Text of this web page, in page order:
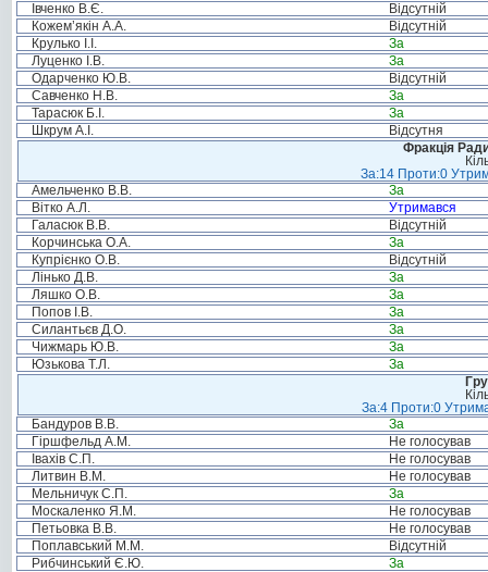
Івченко В.Є.
Відсутній
Кожем’якін А.А.
Відсутній
Крулько І.І.
За
Луценко І.В.
За
Одарченко Ю.В.
Відсутній
Савченко Н.В.
За
Тарасюк Б.І.
За
Шкрум А.І.
Відсутня
Фракція
За:14 Проти:0
Амельченко В.В.
За
Вітко А.Л.
Утримався
Галасюк В.В.
Відсутній
Корчинська О.А.
За
Купрієнко О.В.
Відсутній
Лінько Д.В.
За
Ляшко О.В.
За
Попов І.В.
За
Силантьєв Д.О.
За
Чижмарь Ю.В.
За
Юзькова Т.Л.
За
За:4 Проти:0
Бандуров В.В.
За
Гіршфельд А.М.
Не голосував
Івахів С.П.
Не голосував
Литвин В.М.
Не голосував
Мельничук С.П.
За
Москаленко Я.М.
Не голосував
Петьовка В.В.
Не голосував
Поплавський М.М.
Відсутній
Рибчинський Є.Ю.
За